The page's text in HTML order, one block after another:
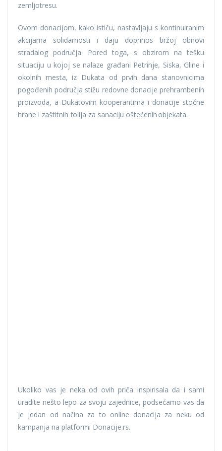
zemljotresu.
Ovom donacijom, kako ističu, nastavljaju s kontinuiranim
akcijama solidarnosti i daju doprinos bržoj obnovi
stradalog područja. Pored toga, s obzirom na tešku
situaciju u kojoj se nalaze građani Petrinje, Siska, Gline i
okolnih mesta, iz Dukata od prvih dana stanovnicima
pogođenih područja stižu redovne donacije prehrambenih
proizvoda, a Dukatovim kooperantima i donacije stočne
hrane i zaštitnih folija za sanaciju oštećenih objekata.
Ukoliko vas je neka od ovih priča inspirisala da i sami
uradite nešto lepo za svoju zajednice, podsećamo vas da
je jedan od načina za to online donacija za neku od
kampanja na platformi Donacije.rs.